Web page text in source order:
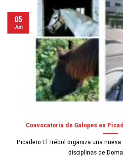
Convocatoria de Galopes en
Picadero El Trébol organiza una
disciplinas de
05
Jun